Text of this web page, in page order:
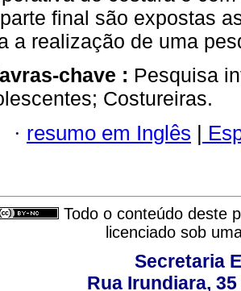
final são expostas
a realização de uma
chave : Pesquisa
Costureiras.
· resumo em Inglês |
Todo o conteúdo deste
licenciado sob
Secretaria
Rua Irundiara,